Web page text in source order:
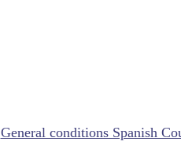
General conditions Spanish